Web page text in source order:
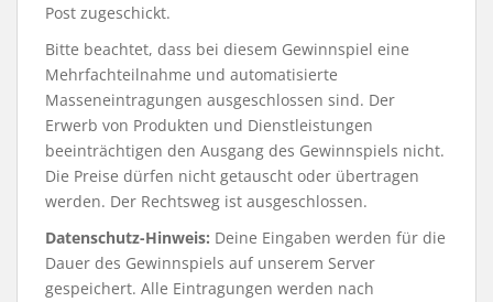
Post zugeschickt.
Bitte beachtet, dass bei diesem Gewinnspiel eine
Mehrfachteilnahme und automatisierte
Masseneintragungen ausgeschlossen sind. Der
Erwerb von Produkten und Dienstleistungen
beeinträchtigen den Ausgang des Gewinnspiels nicht.
Die Preise dürfen nicht getauscht oder übertragen
werden. Der Rechtsweg ist ausgeschlossen.
Datenschutz-Hinweis: Deine Eingaben werden für die
Dauer des Gewinnspiels auf unserem Server
gespeichert. Alle Eintragungen werden nach